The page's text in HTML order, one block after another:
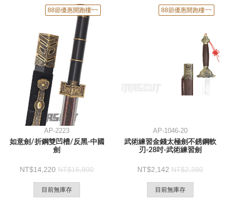
88節優惠開跑樓~~
AP-2223
如意劍/折鋼雙凹槽/反黑-中國
劍
14,220 15,800
目前無庫存
88節優惠開跑樓~~
AP-1046-20
武術練習金錢太極劍不銹鋼軟
刃-28吋-武術練習劍
2,142 2,380
目前無庫存